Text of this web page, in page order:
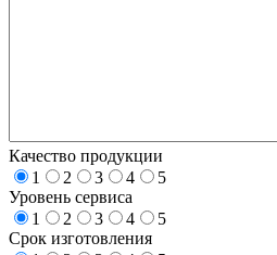
Качество продукции
1
2 3 4
5
Уровень сервиса
1
2 3 4
5
Срок изготовления